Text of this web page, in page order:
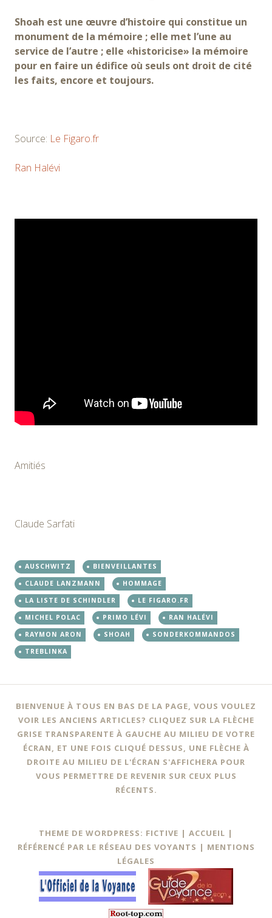
Shoah est une œuvre d’histoire qui constitue un
monument de la mémoire ; elle met l’une au
service de l’autre ; elle «historicise» la mémoire
pour en faire un édifice où seuls ont droit de cité
les faits, encore et toujours.
Source: Le Figaro.fr
Ran Halévi
Amitiés
Claude Sarfati
AUSCHWITZ
BIENVEILLANTES
CLAUDE LANZMANN
HOMMAGE
LA LISTE DE SCHINDLER
LE FIGARO.FR
MICHEL POLAC
PRIMO LÉVI
RAN HALÉVI
RAYMON ARON
SHOAH
SONDERKOMMANDOS
TREBLINKA
BIENVENUE À TOUS EN BAS DE LA PAGE, VOUS VOULEZ
VOIR LES ANCIENS ARTICLES? CLIQUEZ SUR LA FLÈCHE
GRISE TRANSPARENTE À GAUCHE AU MILIEU DE VOTRE
ÉCRAN, ET UNE FOIS CLIQUÉ DESSUS, UNE FLÈCHE À
DROITE AU MILIEU DE L'ÉCRAN S'AFFICHERA POUR
VOUS PERMETTRE DE REVENIR SUR CEUX PLUS
RÉCENTS.
THEME DE WORDPRESS: FICTIVE | ACCUEIL |
RÉFÉRENCÉ PAR LE RÉSEAU DES VOYANTS | MENTIONS
LÉGALES